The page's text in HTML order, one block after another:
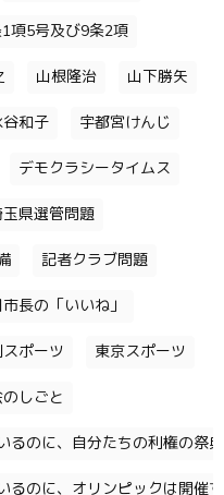
項5号及び9条2項
山根隆治 山下勝矢
谷和子 宇都宮けんじ
デモクラシータイムス
県選管問題
記者クラブ問題
長の「いいね」
スポーツ 東京スポーツ
しごと
るのに、自分たちの利権の祭
るのに、オリンピックは開催